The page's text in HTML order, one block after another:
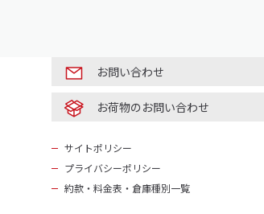
お問い合わせ
お荷物のお問い合わせ
サイトポリシー
プライバシーポリシー
約款・料金表・倉庫種別一覧